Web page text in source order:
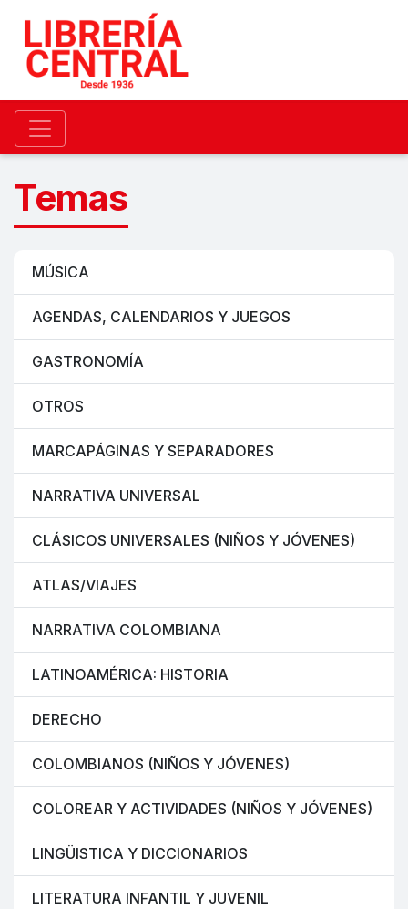
Temas
MÚSICA
AGENDAS, CALENDARIOS Y JUEGOS
GASTRONOMÍA
OTROS
MARCAPÁGINAS Y SEPARADORES
NARRATIVA UNIVERSAL
CLÁSICOS UNIVERSALES (NIÑOS Y JÓVENES)
ATLAS/VIAJES
NARRATIVA COLOMBIANA
LATINOAMÉRICA: HISTORIA
DERECHO
COLOMBIANOS (NIÑOS Y JÓVENES)
COLOREAR Y ACTIVIDADES (NIÑOS Y JÓVENES)
LINGÜISTICA Y DICCIONARIOS
LITERATURA INFANTIL Y JUVENIL